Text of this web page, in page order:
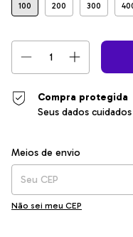
100 200 300
Compra protegida
Seus dados
Entregas para o CEP:
Meios de envio
Não sei meu CEP